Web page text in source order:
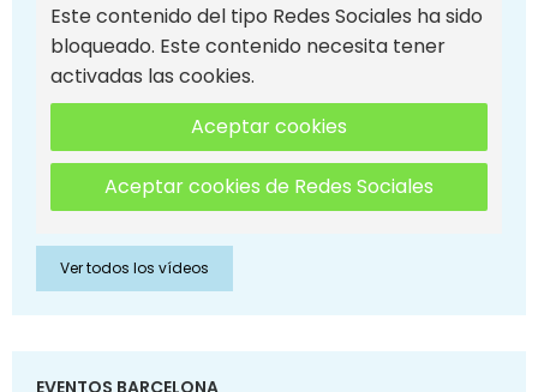
Este contenido del tipo Redes Sociales ha sido
bloqueado. Este contenido necesita tener
activadas las cookies.
Aceptar cookies
Aceptar cookies de Redes Sociales
Ver todos los vídeos